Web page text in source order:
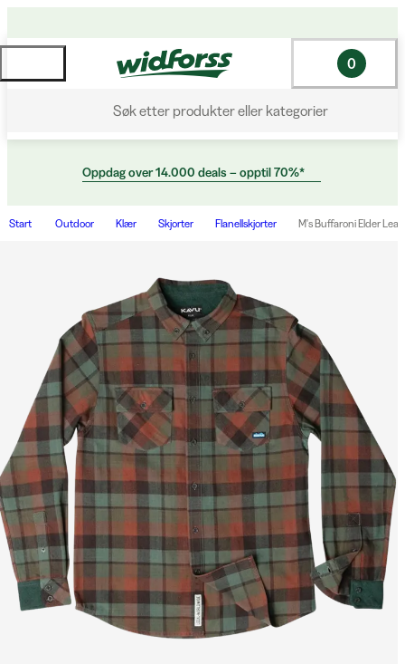
Søk etter produkter eller kategorier
0
Oppdag over 14.000 deals – opptil 70%*
Start Outdoor Klær Skjorter Flanellskjorter M's Buffaroni Elder Leaf